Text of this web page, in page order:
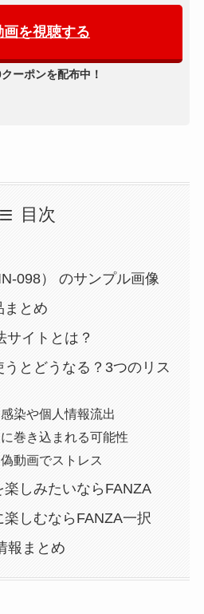
画を視聴する
ーポンを配布中！
目次
098） のサンプル画像
まとめ
サイトとは？
とどうなる？3つのリス
染や個人情報流出
巻き込まれる可能性
動画でストレス
しみたいならFANZA
楽しむならFANZA一択
報まとめ